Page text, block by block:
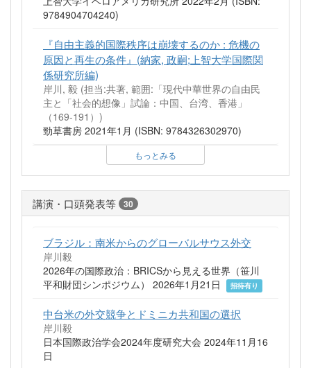
9784904704240)
『自由主義的国際秩序は崩壊するのか : 危機の
原因と再生の条件』(納家, 政嗣;上智大学国際関
係研究所編)
岸川, 毅 (担当:共著, 範囲:「現代中華世界の自由民
主と「社会的想像」試論：中国、台湾、香港」
（169-191）)
勁草書房 2021年1月 (ISBN: 9784326302970)
もっとみる
講演・口頭発表等 30
ブラジル：南米からのグローバルサウス外交
岸川毅
2026年の国際政治：BRICSから見える世界（笹川
平和財団シンポジウム） 2026年1月21日
招待有り
中台米の外交競争とドミニカ共和国の選択
岸川毅
日本国際政治学会2024年度研究大会 2024年11月16
日